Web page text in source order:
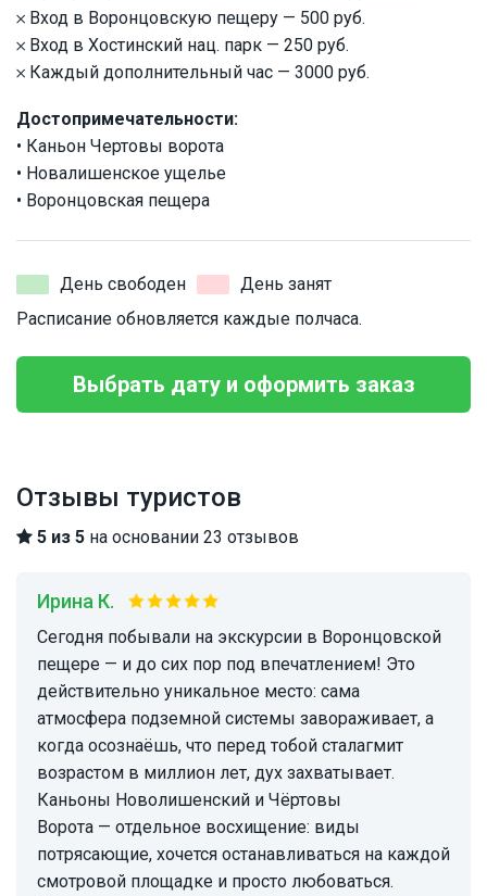
𐄂 Вход в Воронцовскую пещеру — 500 руб.
𐄂 Вход в Хостинский нац. парк — 250 руб.
𐄂 Каждый дополнительный час — 3000 руб.
Достопримечательности:
• Каньон Чертовы ворота
• Новалишенское ущелье
• Воронцовская пещера
День свободен
День занят
Расписание обновляется каждые полчаса.
Выбрать дату и оформить заказ
Отзывы туристов
5 из 5 на основании 23 отзывов
Ирина К.
Сегодня побывали на экскурсии в Воронцовской
пещере — и до сих пор под впечатлением! Это
действительно уникальное место: сама
атмосфера подземной системы завораживает, а
когда осознаёшь, что перед тобой сталагмит
возрастом в миллион лет, дух захватывает.
Каньоны Новолишенский и Чёртовы
Ворота — отдельное восхищение: виды
потрясающие, хочется останавливаться на каждой
смотровой площадке и просто любоваться.